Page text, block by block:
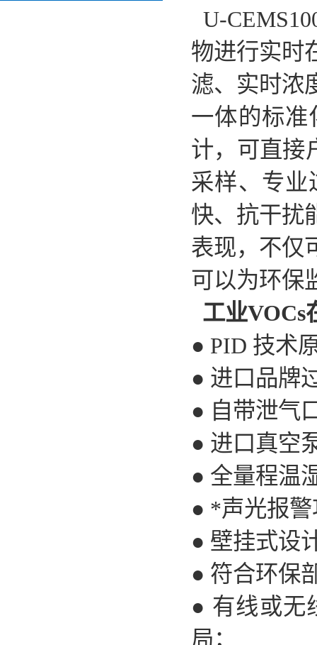
U-
物进行实时
滤、实时浓
一体的标准
计，可直接
采样、专
快、抗干扰
表现，不仅
可以为环保
工业VOCs
● PID 技术
● 进口品牌
● 自带泄气
● 进口真空
● 全量程温
● *声光报
● 壁挂式设
● 符合环保
● 有线或无
局；